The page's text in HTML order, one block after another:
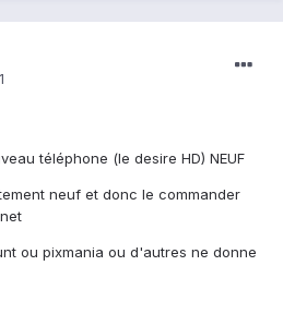
téléphone (le desire HD) NEUF
neuf et donc le commander
ou pixmania ou d'autres ne donne